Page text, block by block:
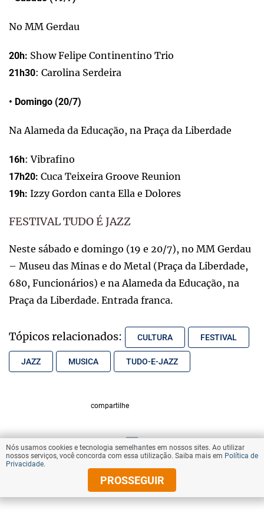
No MM Gerdau
20h: Show Felipe Continentino Trio
21h30: Carolina Serdeira
• Domingo (20/7)
Na Alameda da Educação, na Praça da Liberdade
16h: Vibrafino
17h20: Cuca Teixeira Groove Reunion
19h: Izzy Gordon canta Ella e Dolores
FESTIVAL TUDO É JAZZ
Neste sábado e domingo (19 e 20/7), no MM Gerdau
– Museu das Minas e do Metal (Praça da Liberdade,
680, Funcionários) e na Alameda da Educação, na
Praça da Liberdade. Entrada franca.
Tópicos relacionados: CULTURA FESTIVAL
JAZZ MUSICA TUDO-E-JAZZ
compartilhe
VOLTAR AO TOPO
© Copyright 2025 Diários Associados
Nós usamos cookies e tecnologia semelhantes em nossos sites. Ao utilizar
nossos serviços, você concorda com essa utilização. Saiba mais em Política de
Privacidade.
PROSSEGUIR